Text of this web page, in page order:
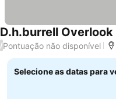
D.h.burrell
/Pontuação não disponível
Selecione as datas para